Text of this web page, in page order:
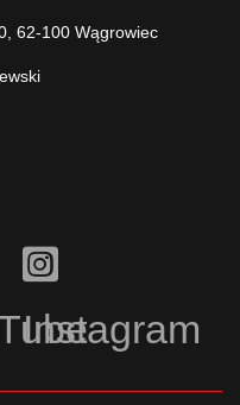
62-100 Wągrowiec
Instagram